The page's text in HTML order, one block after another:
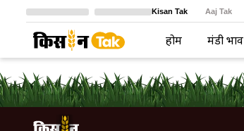
Kisan Tak Aaj Tak
Crime Tak Astro Tak
होम मंडी भाव